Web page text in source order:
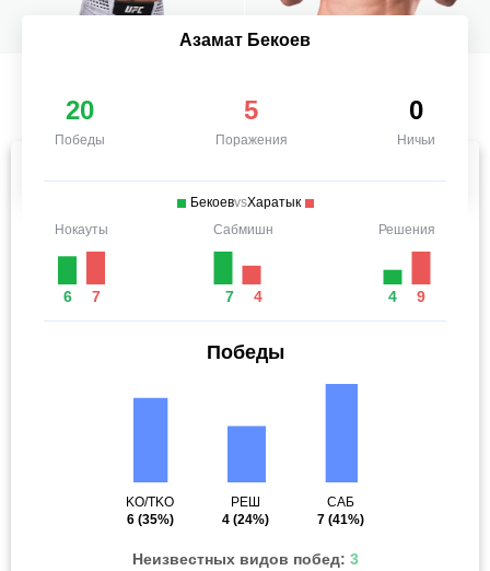
Азамат Бекоев
20
Победы
5
Поражения
0
Ничьи
БекоевvsХаратык
Нокауты
6 7
Сабмишн
7 4
Решения
4 9
Победы
KO/TKO
6(35%)
РЕШ
4 (24%)
САБ
7 (41%)
Неизвестных видов побед: 3